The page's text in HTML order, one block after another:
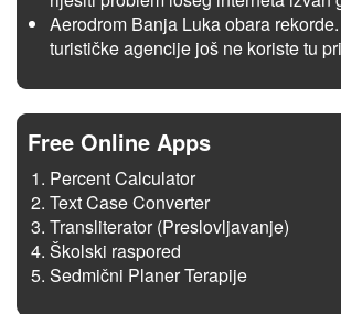
Aerodrom Banja Luka obara
turističke agencije još ne koriste tu
Free Online Apps
Percent Calculator
Text Case Converter
Transliterator (Preslovljavanje)
Školski raspored
Sedmični Planer Terapije